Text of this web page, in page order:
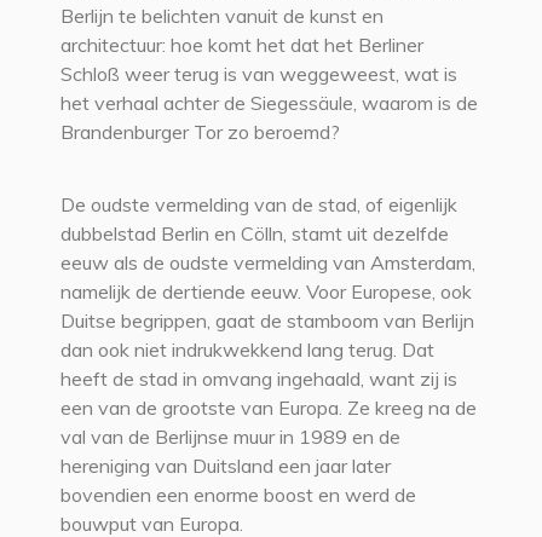
Berlijn te belichten vanuit de kunst en
architectuur: hoe komt het dat het Berliner
Schloß weer terug is van weggeweest, wat is
het verhaal achter de Siegessäule, waarom is de
Brandenburger Tor zo beroemd?
De oudste vermelding van de stad, of eigenlijk
dubbelstad Berlin en Cölln, stamt uit dezelfde
eeuw als de oudste vermelding van Amsterdam,
namelijk de dertiende eeuw. Voor Europese, ook
Duitse begrippen, gaat de stamboom van Berlijn
dan ook niet indrukwekkend lang terug. Dat
heeft de stad in omvang ingehaald, want zij is
een van de grootste van Europa. Ze kreeg na de
val van de Berlijnse muur in 1989 en de
hereniging van Duitsland een jaar later
bovendien een enorme boost en werd de
bouwput van Europa.